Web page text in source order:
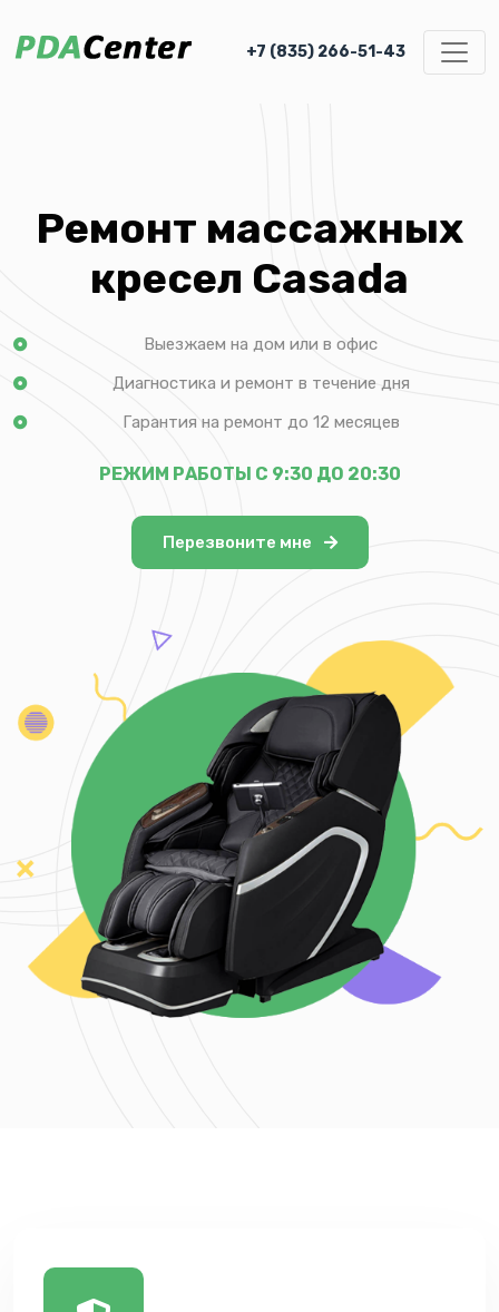
+7 (835) 266-51-43
Ремонт массажных
кресел Casada
Выезжаем на дом или в офис
Диагностика и ремонт в течение дня
Гарантия на ремонт до 12 месяцев
РЕЖИМ РАБОТЫ С 9:30 ДО 20:30
Перезвоните мне